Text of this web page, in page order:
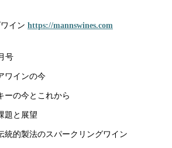
イン https://mannswines.com
号
ワインの今
ーの今とこれから
題と展望
統的製法のスパークリングワイン